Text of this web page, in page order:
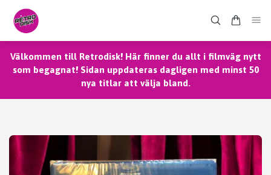
Välkommen till Retrodisk! Här finner du allt i filmväg nytt
som begagnat! Sidan uppdateras dagligen med minst 50
nya titlar att välja bland.